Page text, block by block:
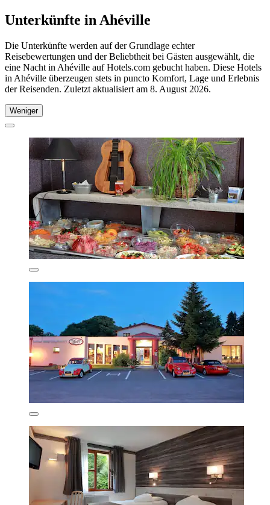
Unterkünfte in Ahéville
Die Unterkünfte werden auf der Grundlage echter
Reisebewertungen und der Beliebtheit bei Gästen ausgewählt, die
eine Nacht in Ahéville auf Hotels.com gebucht haben. Diese Hotels
in Ahéville überzeugen stets in puncto Komfort, Lage und Erlebnis
der Reisenden. Zuletzt aktualisiert am 8. August 2026.
Weniger